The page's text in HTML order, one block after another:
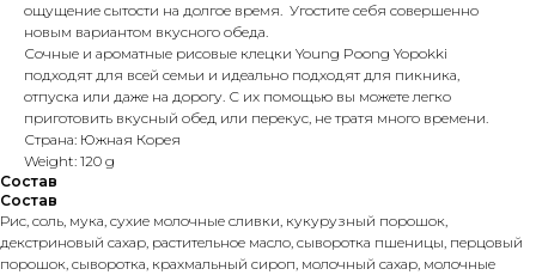
ощущение сытости на долгое время. Угостите себя совершенно
новым вариантом вкусного обеда.
Сочные и ароматные рисовые клецки Young Poong Yopokki
подходят для всей семьи и идеально подходят для пикника,
отпуска или даже на дорогу. С их помощью вы можете легко
приготовить вкусный обед или перекус, не тратя много времени.
Страна: Южная Корея
Weight: 120 g
Состав
Состав
Рис, соль, мука, сухие молочные сливки, кукурузный порошок,
декстриновый сахар, растительное масло, сыворотка пшеницы, перцовый
порошок, сыворотка, крахмальный сироп, молочный сахар, молочные